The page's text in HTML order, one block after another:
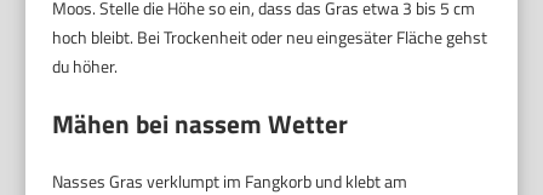
Moos. Stelle die Höhe so ein, dass das Gras etwa 3 bis 5 cm
hoch bleibt. Bei Trockenheit oder neu eingesäter Fläche gehst
du höher.
Mähen bei nassem Wetter
Nasses Gras verklumpt im Fangkorb und klebt am